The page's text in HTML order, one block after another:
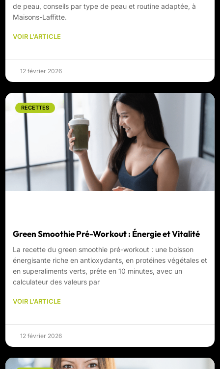
de peau, conseils par type de peau et routine adaptée, à
Maisons-Laffitte.
VOIR L'ARTICLE
12 février 2026
RECETTES
Green Smoothie Pré-Workout : Énergie et Vitalité
La recette du green smoothie pré-workout : une boisson
énergisante riche en antioxydants, en protéines végétales et
en superaliments verts, prête en 10 minutes, avec un
calculateur des valeurs par
VOIR L'ARTICLE
12 février 2026